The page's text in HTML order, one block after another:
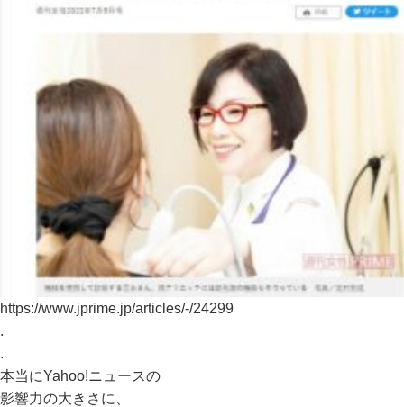
https://www.jprime.jp/articles/-/24299
.
.
本当にYahoo!ニュースの
影響力の大きさに、